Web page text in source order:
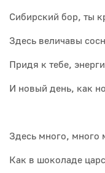
Сибирский бор, ты
Здесь величавы
Придя к тебе,
И новый день, как
Здесь много, много
Как в шоколаде